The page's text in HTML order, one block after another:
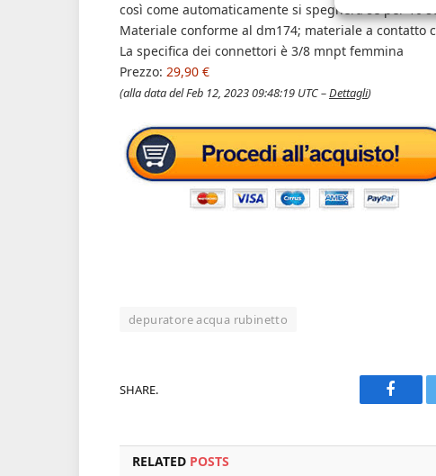
così come automaticamente si spegnerà se per 10
Materiale conforme al dm174; materiale a contatto
La specifica dei connettori è 3/8 mnpt femmina
Prezzo: 29,90 €
(alla data del Feb 12, 2023 09:48:19 UTC –Dettagli)
depuratore acqua rubinetto
SHARE.
RELATED POSTS